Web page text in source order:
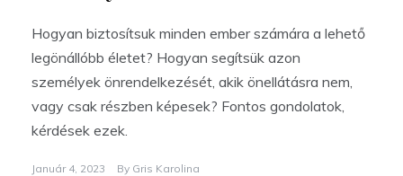
Hogyan biztosítsuk minden ember számára a lehető
legönállóbb életet? Hogyan segítsük azon
személyek önrendelkezését, akik önellátásra nem,
vagy csak részben képesek? Fontos gondolatok,
kérdések ezek.
Január 4, 2023 By Gris Karolina